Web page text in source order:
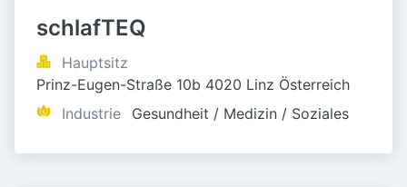
schlafTEQ
Hauptsitz
Prinz-Eugen-Straße 10b 4020 Linz Österreich
Industrie
Gesundheit / Medizin / Soziales